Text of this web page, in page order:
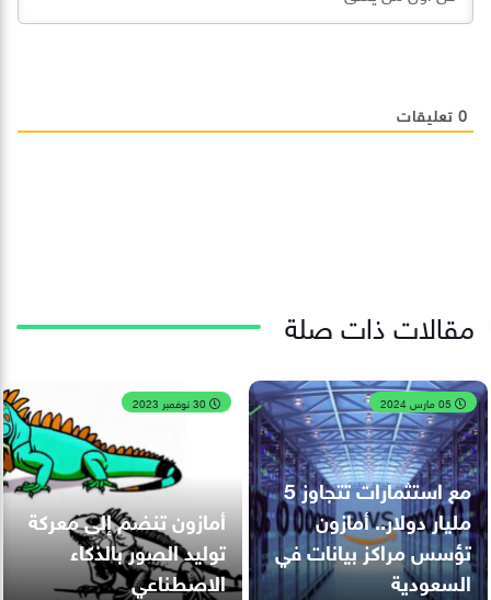
0 تعليقات
مقالات ذات صلة
مع استثمارات تتجاوز 5
مليار دولار.. أمازون
تؤسس مراكز بيانات في
السعودية
أمازون تنضم إلى معركة
توليد الصور بالذكاء
الاصطناعي